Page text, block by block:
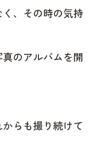
、その時の気持
のアルバムを開
らも撮り続けて